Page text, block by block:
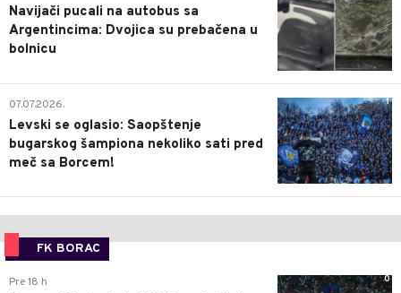
Navijači pucali na autobus sa
Argentincima: Dvojica su prebačena u
bolnicu
1
07.07.2026.
Levski se oglasio: Saopštenje
bugarskog šampiona nekoliko sati pred
meč sa Borcem!
FK BORAC
0
Pre 18 h